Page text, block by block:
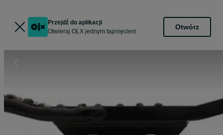
Przejdź do aplikacji
Otwieraj OLX jednym tapnięciem
Otwórz